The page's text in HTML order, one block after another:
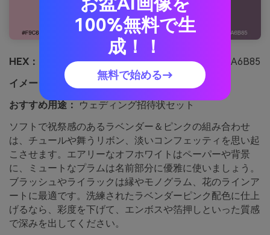
HEX：
#F9C6D8 #E8C2FF #C6A6D9 #FFF7FB #8A6B85
イメージ：
ソフトかつ祝祭的
おすすめ用途：
ウェディング招待状セット
ソフトで祝祭感のあるラベンダー＆ピンクの組み合わせ
は、チュールや舞うリボン、淡いコンフェッティを思い起
こさせます。エアリーなオフホワイトはペーパーや背景
に、ミュートなプラムは名前部分に優雅に使いましょう。
ブラッシュやライラックは縁やモノグラム、花のラインア
ートに最適です。洗練されたラベンダーピンク配色に仕上
げるなら、彩度を下げて、エンボスや箔押しといった質感
で深みを出してください。
100%無料で生
成！！
無料で始める→